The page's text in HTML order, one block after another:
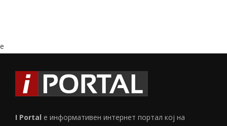
e
I Portal е информативен интернет портал кој на